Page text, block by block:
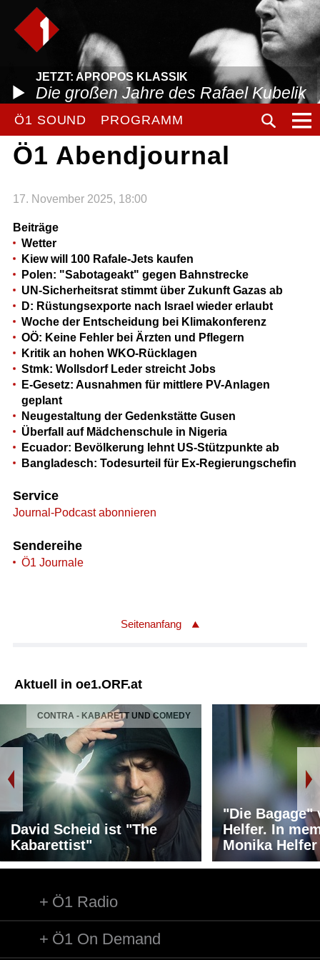
JETZT: APROPOS KLASSIK
Die großen Jahre des Rafael Kubelik
Ö1 SOUND PROGRAMM
Ö1 Abendjournal
17. November 2025, 18:00
Beiträge
Wetter
Kiew will 100 Rafale-Jets kaufen
Polen: "Sabotageakt" gegen Bahnstrecke
UN-Sicherheitsrat stimmt über Zukunft Gazas ab
D: Rüstungsexporte nach Israel wieder erlaubt
Woche der Entscheidung bei Klimakonferenz
OÖ: Keine Fehler bei Ärzten und Pflegern
Kritik an hohen WKO-Rücklagen
Stmk: Wollsdorf Leder streicht Jobs
E-Gesetz: Ausnahmen für mittlere PV-Anlagen
geplant
Neugestaltung der Gedenkstätte Gusen
Überfall auf Mädchenschule in Nigeria
Ecuador: Bevölkerung lehnt US-Stützpunkte ab
Bangladesch: Todesurteil für Ex-Regierungschefin
Service
Journal-Podcast abonnieren
Sendereihe
Ö1 Journale
Seitenanfang
Aktuell in oe1.ORF.at
CONTRA - KABARETT UND COMEDY
David Scheid ist "The
Kabarettist"
"Die Bagage"
Helfer. In
Monika Helfer
Ö1 Radio
Ö1 On Demand